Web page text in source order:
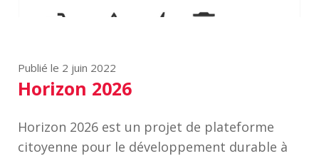
Publié le 2 juin 2022
Horizon 2026
Horizon 2026 est un projet de plateforme
citoyenne pour le développement durable à